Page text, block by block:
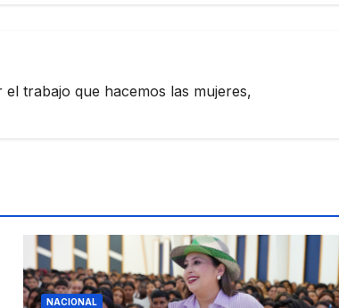
el trabajo que hacemos las mujeres,
NACIONAL